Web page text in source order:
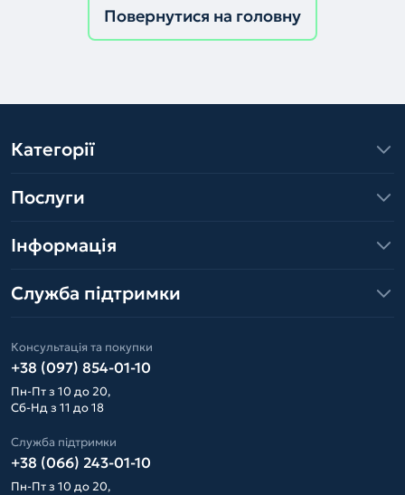
Повернутися на головну
Категорії
Послуги
Інформація
Служба підтримки
Консультація та покупки
+38 (097) 854-01-10
Пн-Пт з 10 до 20,
Сб-Нд з 11 до 18
Служба підтримки
+38 (066) 243-01-10
Пн-Пт з 10 до 20,